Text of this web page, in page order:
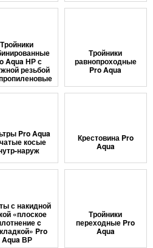
Тройники
Aqua НР с
резьбой
Тройники
равнопроходные
Pro Aqua
Pro Aqua
косые
наруж
Крестовина Pro
Aqua
с накидной
«плоское
c
Pro
Aqua ВР
Тройники
переходные Pro
Aqua